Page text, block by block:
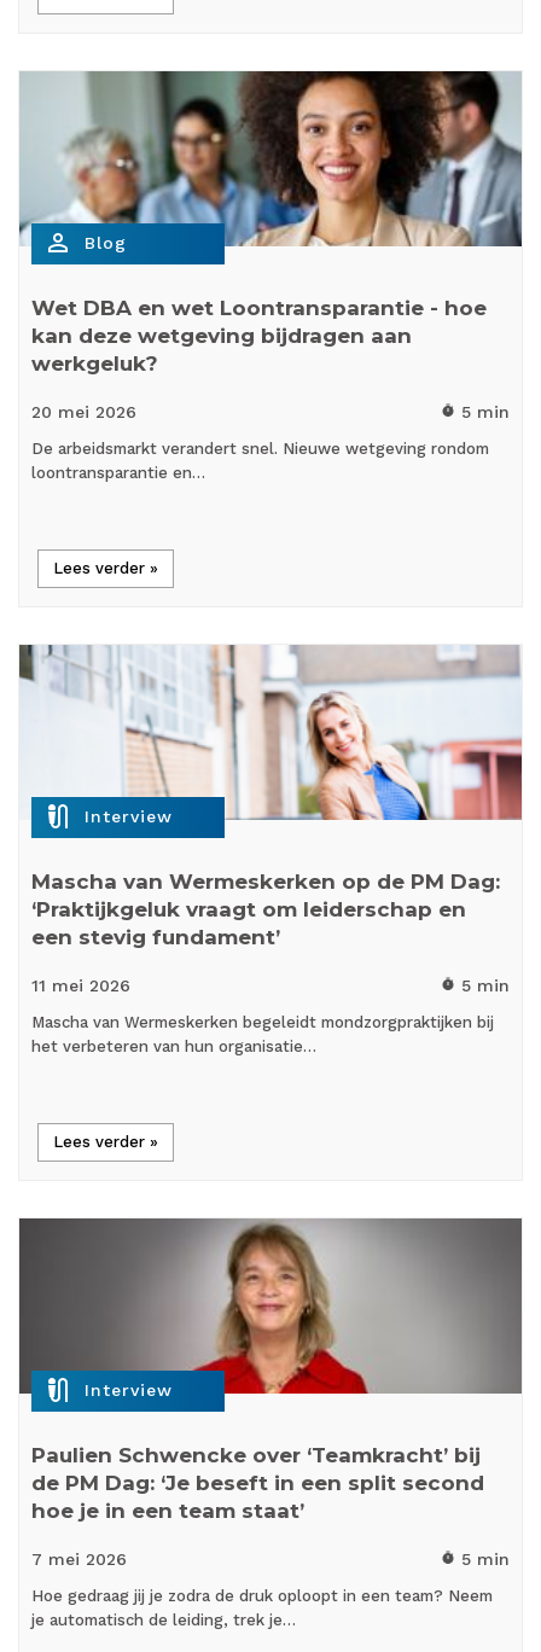
person_outline Blog
Wet DBA en wet Loontransparantie - hoe
kan deze wetgeving bijdragen aan
werkgeluk?
20 mei 2026 timer 5 min
De arbeidsmarkt verandert snel. Nieuwe wetgeving rondom
loontransparantie en…
Lees verder »
mic_external_on Interview
Mascha van Wermeskerken op de PM Dag:
‘Praktijkgeluk vraagt om leiderschap en
een stevig fundament’
11 mei 2026 timer 5 min
Mascha van Wermeskerken begeleidt mondzorgpraktijken bij
het verbeteren van hun organisatie…
Lees verder »
mic_external_on Interview
Paulien Schwencke over ‘Teamkracht’ bij
de PM Dag: ‘Je beseft in een split second
hoe je in een team staat’
7 mei 2026 timer 5 min
Hoe gedraag jij je zodra de druk oploopt in een team? Neem
je automatisch de leiding, trek je…